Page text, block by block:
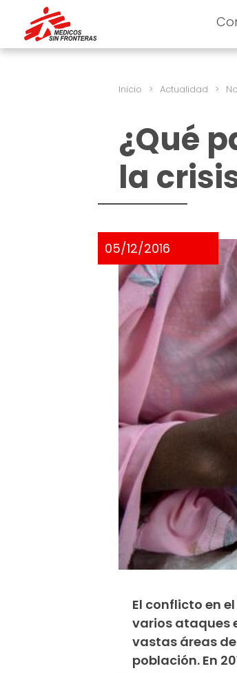
Inicio > Actualidad >
¿Qué
la
05/12/2016
El conflicto en
varios ataques
vastas áreas
población. En